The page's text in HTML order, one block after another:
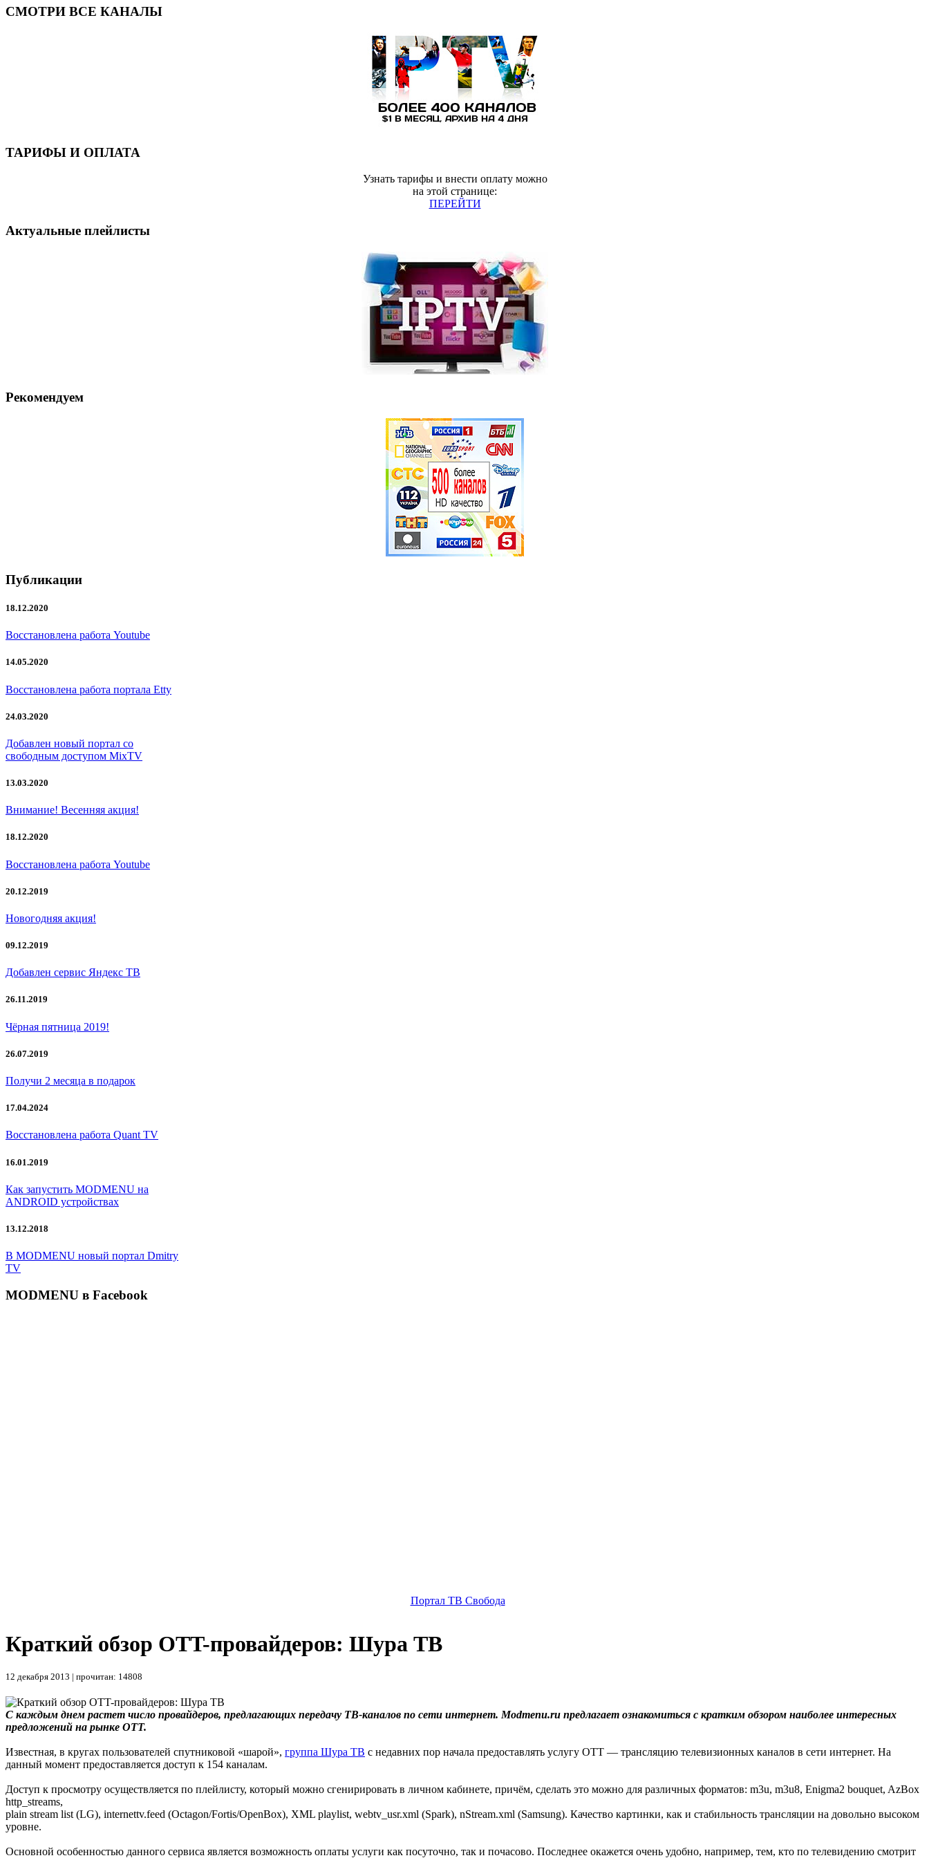
СМОТРИ ВСЕ КАНАЛЫ
ТАРИФЫ И ОПЛАТА
Узнать тарифы и внести оплату можно
на этой странице:
ПЕРЕЙТИ
Актуальные плейлисты
Рекомендуем
Публикации
18.12.2020
Восстановлена работа Youtube
14.05.2020
Восстановлена работа портала Etty
24.03.2020
Добавлен новый портал со
свободным доступом MixTV
13.03.2020
Внимание! Весенняя акция!
18.12.2020
Восстановлена работа Youtube
20.12.2019
Новогодняя акция!
09.12.2019
Добавлен сервис Яндекс ТВ
26.11.2019
Чёрная пятница 2019!
26.07.2019
Получи 2 месяца в подарок
17.04.2024
Восстановлена работа Quant TV
16.01.2019
Как запустить MODMENU на
ANDROID устройствах
13.12.2018
В MODMENU новый портал Dmitry
TV
MODMENU в Facebook
Портал ТВ Свобода
Краткий обзор OTT-провайдеров: Шура ТВ
12 декабря 2013 | прочитан: 14808
С каждым днем растет число провайдеров, предлагающих передачу ТВ-каналов по сети интернет. Modmenu.ru предлагает ознакомиться с кратким обзором наиболее интересных
предложений на рынке OTT.
Известная, в кругах пользователей спутниковой «шарой», группа Шура ТВ с недавних пор начала предоставлять услугу OTT — трансляцию телевизионных каналов в сети интернет. На
данный момент предоставляется доступ к 154 каналам.
Доступ к просмотру осуществляется по плейлисту, который можно сгенирировать в личном кабинете, причём, сделать это можно для различных форматов: m3u, m3u8, Enigma2 bouquet, AzBox
http_streams,
plain stream list (LG), internettv.feed (Octagon/Fortis/OpenBox), XML playlist, webtv_usr.xml (Spark), nStream.xml (Samsung). Качество картинки, как и стабильность трансляции на довольно высоком
уровне.
Основной особенностью данного сервиса является возможность оплаты услуги как посуточно, так и почасово. Последнее окажется очень удобно, например, тем, кто по телевидению смотрит